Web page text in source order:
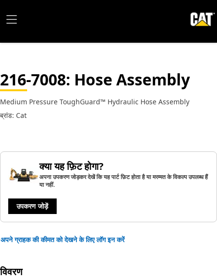
216-7008: Hose Assembly
Medium Pressure ToughGuard™ Hydraulic Hose Assembly
ब्रांड: Cat
क्या यह फ़िट होगा?
अपना उपकरण जोड़कर देखें कि यह पार्ट फ़िट होता है या मरम्मत के विकल्प उपलब्ध हैं
या नहीं.
उपकरण जोड़ें
अपने ग्राहक की कीमत को देखने के लिए लॉग इन करें
विवरण